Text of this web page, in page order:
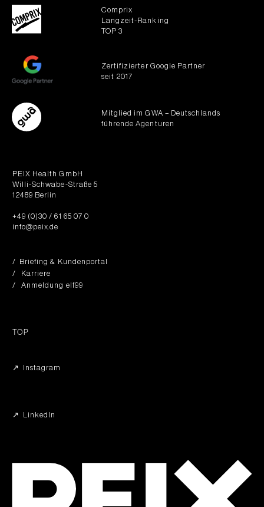
Comprix
Langzeit-Ranking
TOP 3
Zertifizierter Google Partner
seit 2017
Mitglied im GWA – Deutschlands
führende Agenturen
PEIX Health GmbH
Willi-Schwabe-Straße 5
12489 Berlin
+49 (0)30 / 61 65 07 0
info@peix.de
/ Briefing & Kundenportal
/ Karriere
/ Anmeldung elf99
TOP
↗︎ Instagram
↗︎ LinkedIn